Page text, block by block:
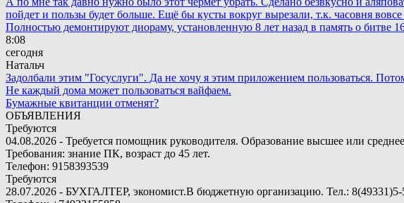
пойдет и пользы будет больше. Ещё бы кусты вокруг вырезали, т.к. часовня
Полностью демонтируют диораму, установленную 8 лет назад в память о битве
8:08
сегодня
Натальч
Задолбали этим "Госуслуги". Да не хочу я этим приложением пользоваться.
Не каждый дома может пользоваться вайфаем.
Бумажные квитанции отменят?
ОБЪЯВЛЕНИЯ
Требуются
04.08.2026 - Требуется помощник руководителя. Образование высшее или
Требования: знание ПК, возраст до 45 лет.
Телефон: 9158393539
Требуются
28.07.2026 - БУХГАЛТЕР, экономист.В бюджетную организацию. Тел.: 8(49331)5-